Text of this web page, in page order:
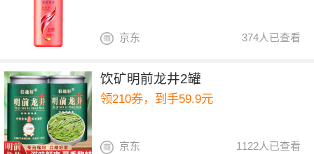
374人已查看
京东
饮矿明前龙井2罐
领210券，到手59.9元
1122人已查看
京东